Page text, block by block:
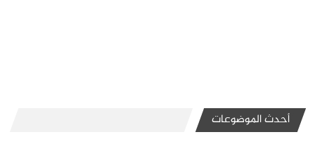
أحدث الموضوعات